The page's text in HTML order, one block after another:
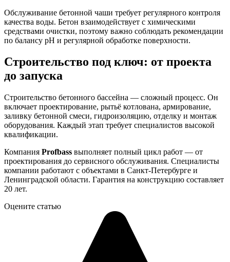
Обслуживание бетонной чаши требует регулярного контроля
качества воды. Бетон взаимодействует с химическими
средствами очистки, поэтому важно соблюдать рекомендации
по балансу pH и регулярной обработке поверхности.
Строительство под ключ: от проекта
до запуска
Строительство бетонного бассейна — сложный процесс. Он
включает проектирование, рытьё котлована, армирование,
заливку бетонной смеси, гидроизоляцию, отделку и монтаж
оборудования. Каждый этап требует специалистов высокой
квалификации.
Компания Profbass выполняет полный цикл работ — от
проектирования до сервисного обслуживания. Специалисты
компании работают с объектами в Санкт-Петербурге и
Ленинградской области. Гарантия на конструкцию составляет
20 лет.
Оцените статью